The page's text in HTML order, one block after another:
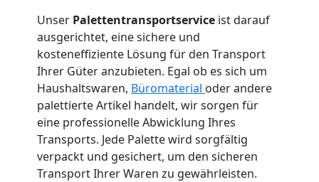
Unser Palettentransportservice ist darauf
ausgerichtet, eine sichere und
kosteneffiziente Lösung für den Transport
Ihrer Güter anzubieten. Egal ob es sich um
Haushaltswaren, Büromaterial oder andere
palettierte Artikel handelt, wir sorgen für
eine professionelle Abwicklung Ihres
Transports. Jede Palette wird sorgfältig
verpackt und gesichert, um den sicheren
Transport Ihrer Waren zu gewährleisten.